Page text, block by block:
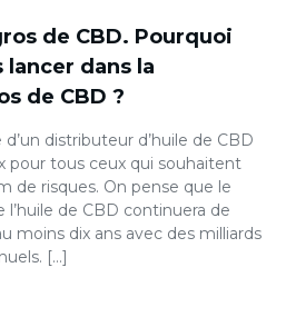
de CBD. Pourquoi
dans la
de CBD ?
distributeur d’huile de CBD
pour tous ceux qui souhaitent
de risques. On pense que le
de CBD continuera de
moins dix ans avec des milliards
[…]